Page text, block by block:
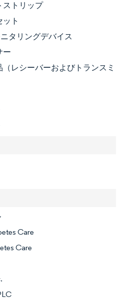
ストリップ
ット
タリングデバイス
ー
（レシーバーおよびトランスミ
Care
Care